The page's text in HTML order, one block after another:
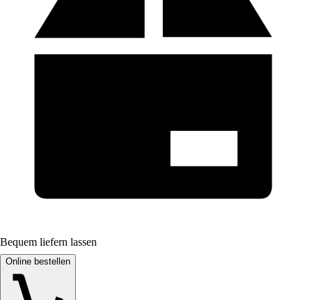
Bequem liefern lassen
Online bestellen